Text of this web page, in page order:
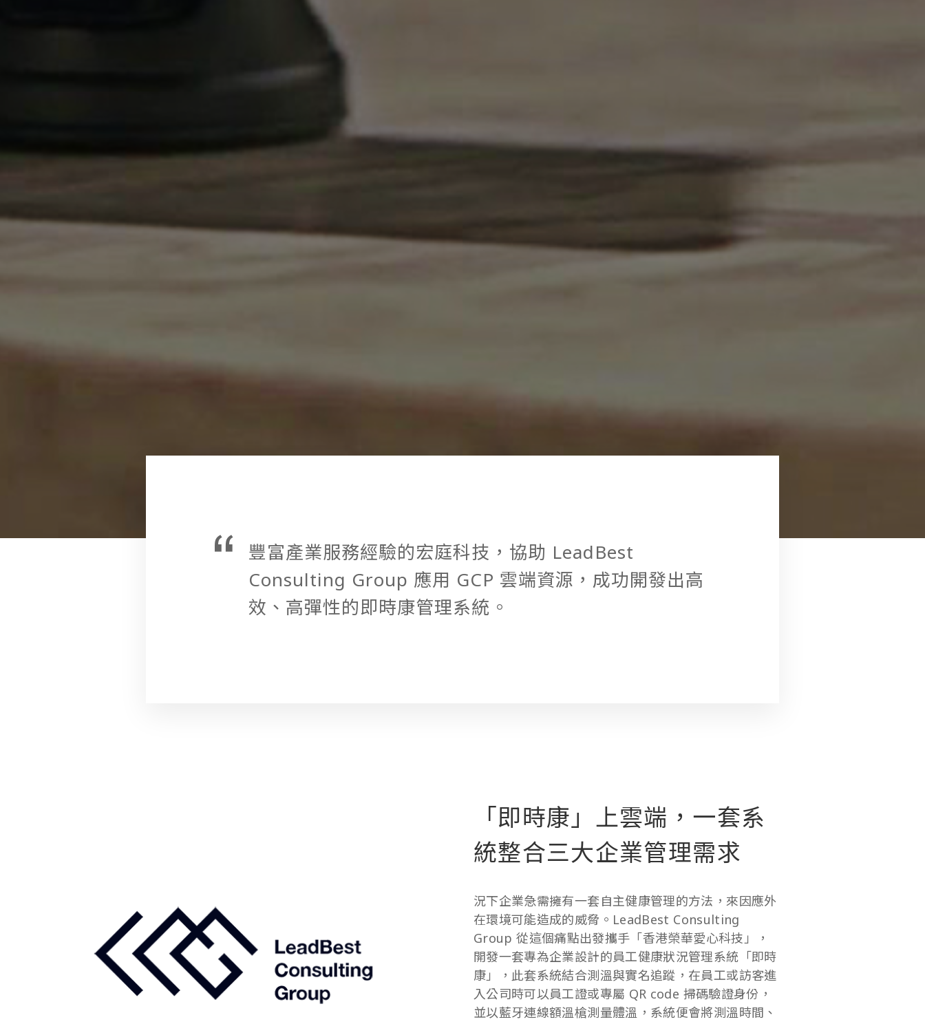
豐富產業服務經驗的宏庭科技，協助 LeadBest
Consulting Group 應用 GCP 雲端資源，成功開發出高
效、高彈性的即時康管理系統。
「即時康」上雲端，一套系
統整合三大企業管理需求
況下企業急需擁有一套自主健康管理的方法，來因應外
在環境可能造成的威脅。LeadBest Consulting
Group從這個痛點出發攜手「香港榮華愛心科技」，
開發一套專為企業設計的員工健康狀況管理系統「即時
康」，此套系統結合測溫與實名追蹤，在員工或訪客進
入公司時可以員工證或專屬 QR code 掃碼驗證身份，
並以藍牙連線額溫槍測量體溫，系統便會將測溫時間、